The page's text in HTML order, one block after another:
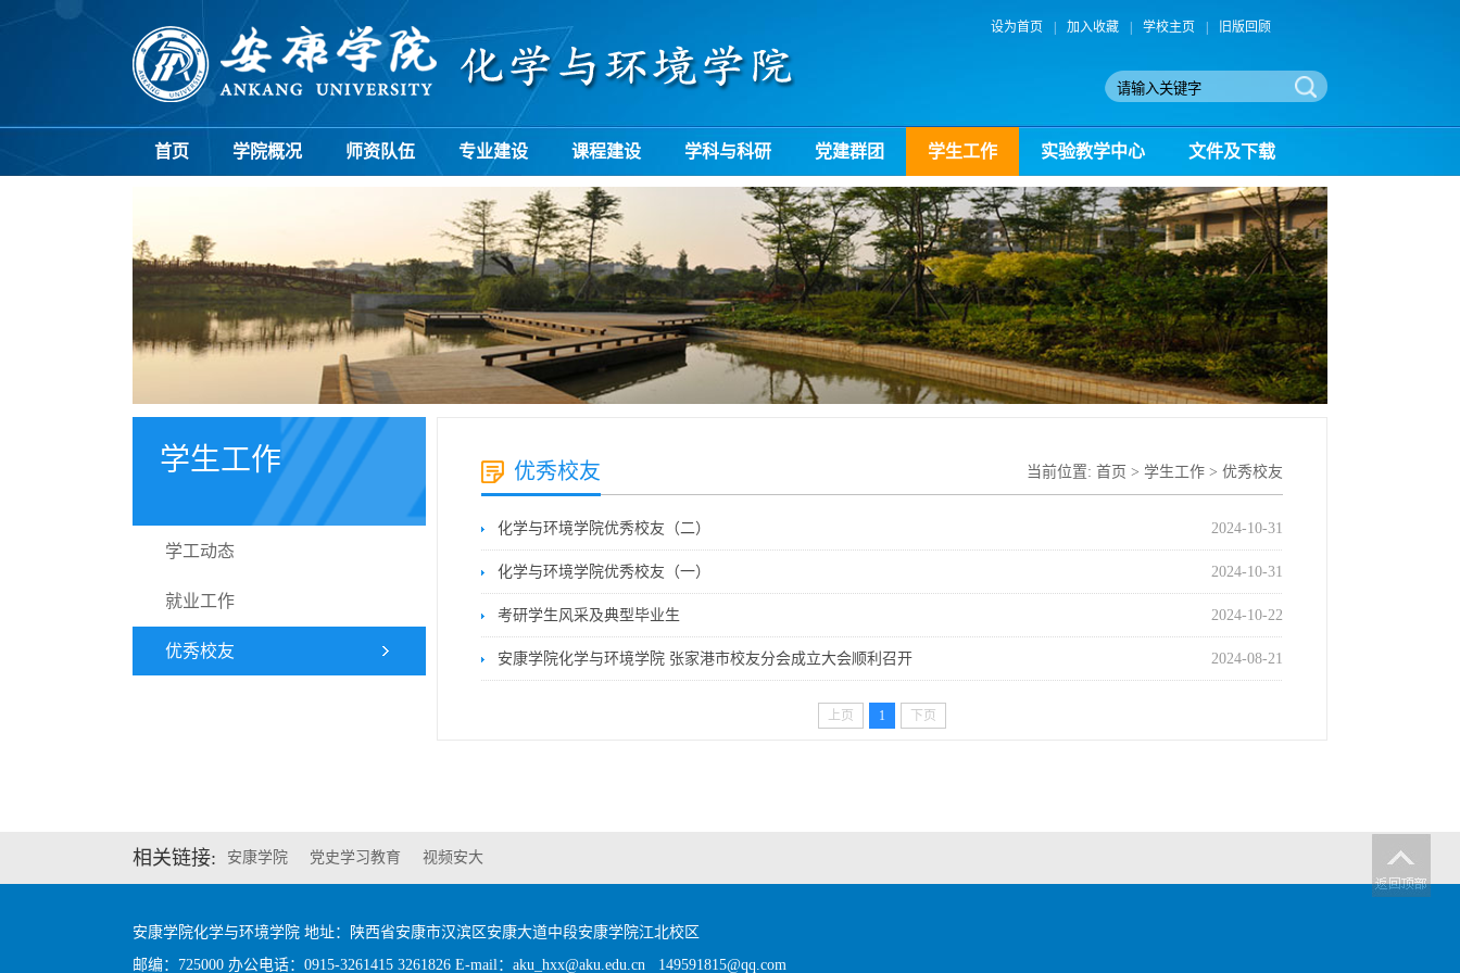
设为首页 加入收藏 学校主页 旧版回顾
首页 学院概况 师资队伍 专业建设 课程建设 学科与科研 党建群团 学生工作 实验教学中心 文件及下载
学生工作
学工动态
就业工作
优秀校友
优秀校友 当前位置: 首页 > 学生工作 > 优秀校友
化学与环境学院优秀校友（二） 2024-10-31
化学与环境学院优秀校友（一） 2024-10-31
考研学生风采及典型毕业生 2024-10-22
安康学院化学与环境学院 张家港市校友分会成立大会顺利召开 2024-08-21
上页 1 下页
相关链接: 安康学院 党史学习教育 视频安大
安康学院化学与环境学院 地址：陕西省安康市汉滨区安康大道中段安康学院江北校区
邮编：725000 办公电话：0915-3261415 3261826 E-mail：aku_hxx@aku.edu.cn 149591815@qq.com